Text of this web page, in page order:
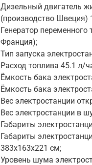
Дизельный двигатель
(производство Швеция)
Генератор переменного
Франция);
Тип запуска
Расход топлива 45.1 л/
Ёмкость бака
Ёмкость бака
Вес электростанции
Вес электростанции в
Габариты
Габариты
383x163x221 см;
Уровень шума